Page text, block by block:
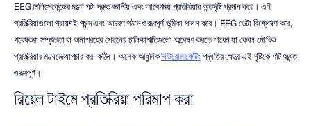
EEG মিলিসেকেন্ডের মধ্যে ঘটা দ্রুত জ্ঞানীয় এবং আবেগময় প্রতিক্রিয়ার অন্তর্দৃষ্টি প্রদান করে। এই
প্রতিক্রিয়াগুলো প্রায়শই পছন্দ এবং আচরণ গঠনে গুরুত্বপূর্ণ ভূমিকা পালন করে। EEG ডেটা বিশ্লেষণ করে,
গবেষকরা সম্পৃক্ততা বা অনাগ্রহের পেছনের চালিকাশক্তিগুলো অন্বেষণ করতে পারেন যা কেবল মৌখিক
প্রতিক্রিয়ার মাধ্যমে ক্যাপচার করা কঠিন। অনেক আধুনিক নিউরোমার্কেটিং পদ্ধতির ক্ষেত্রে এই দৃষ্টিকোণটি অত্যন্ত
গুরুত্বপূর্ণ।
রিয়েল টাইমে প্রতিক্রিয়া পরিমাপ করা